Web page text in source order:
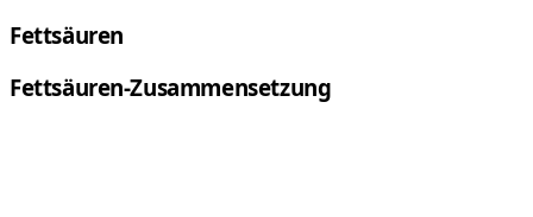
Fettsäuren
Fettsäuren-Zusammensetzung